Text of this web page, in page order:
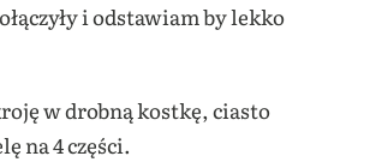
i odstawiam by lekko
w drobną kostkę, ciasto
na 4 części.